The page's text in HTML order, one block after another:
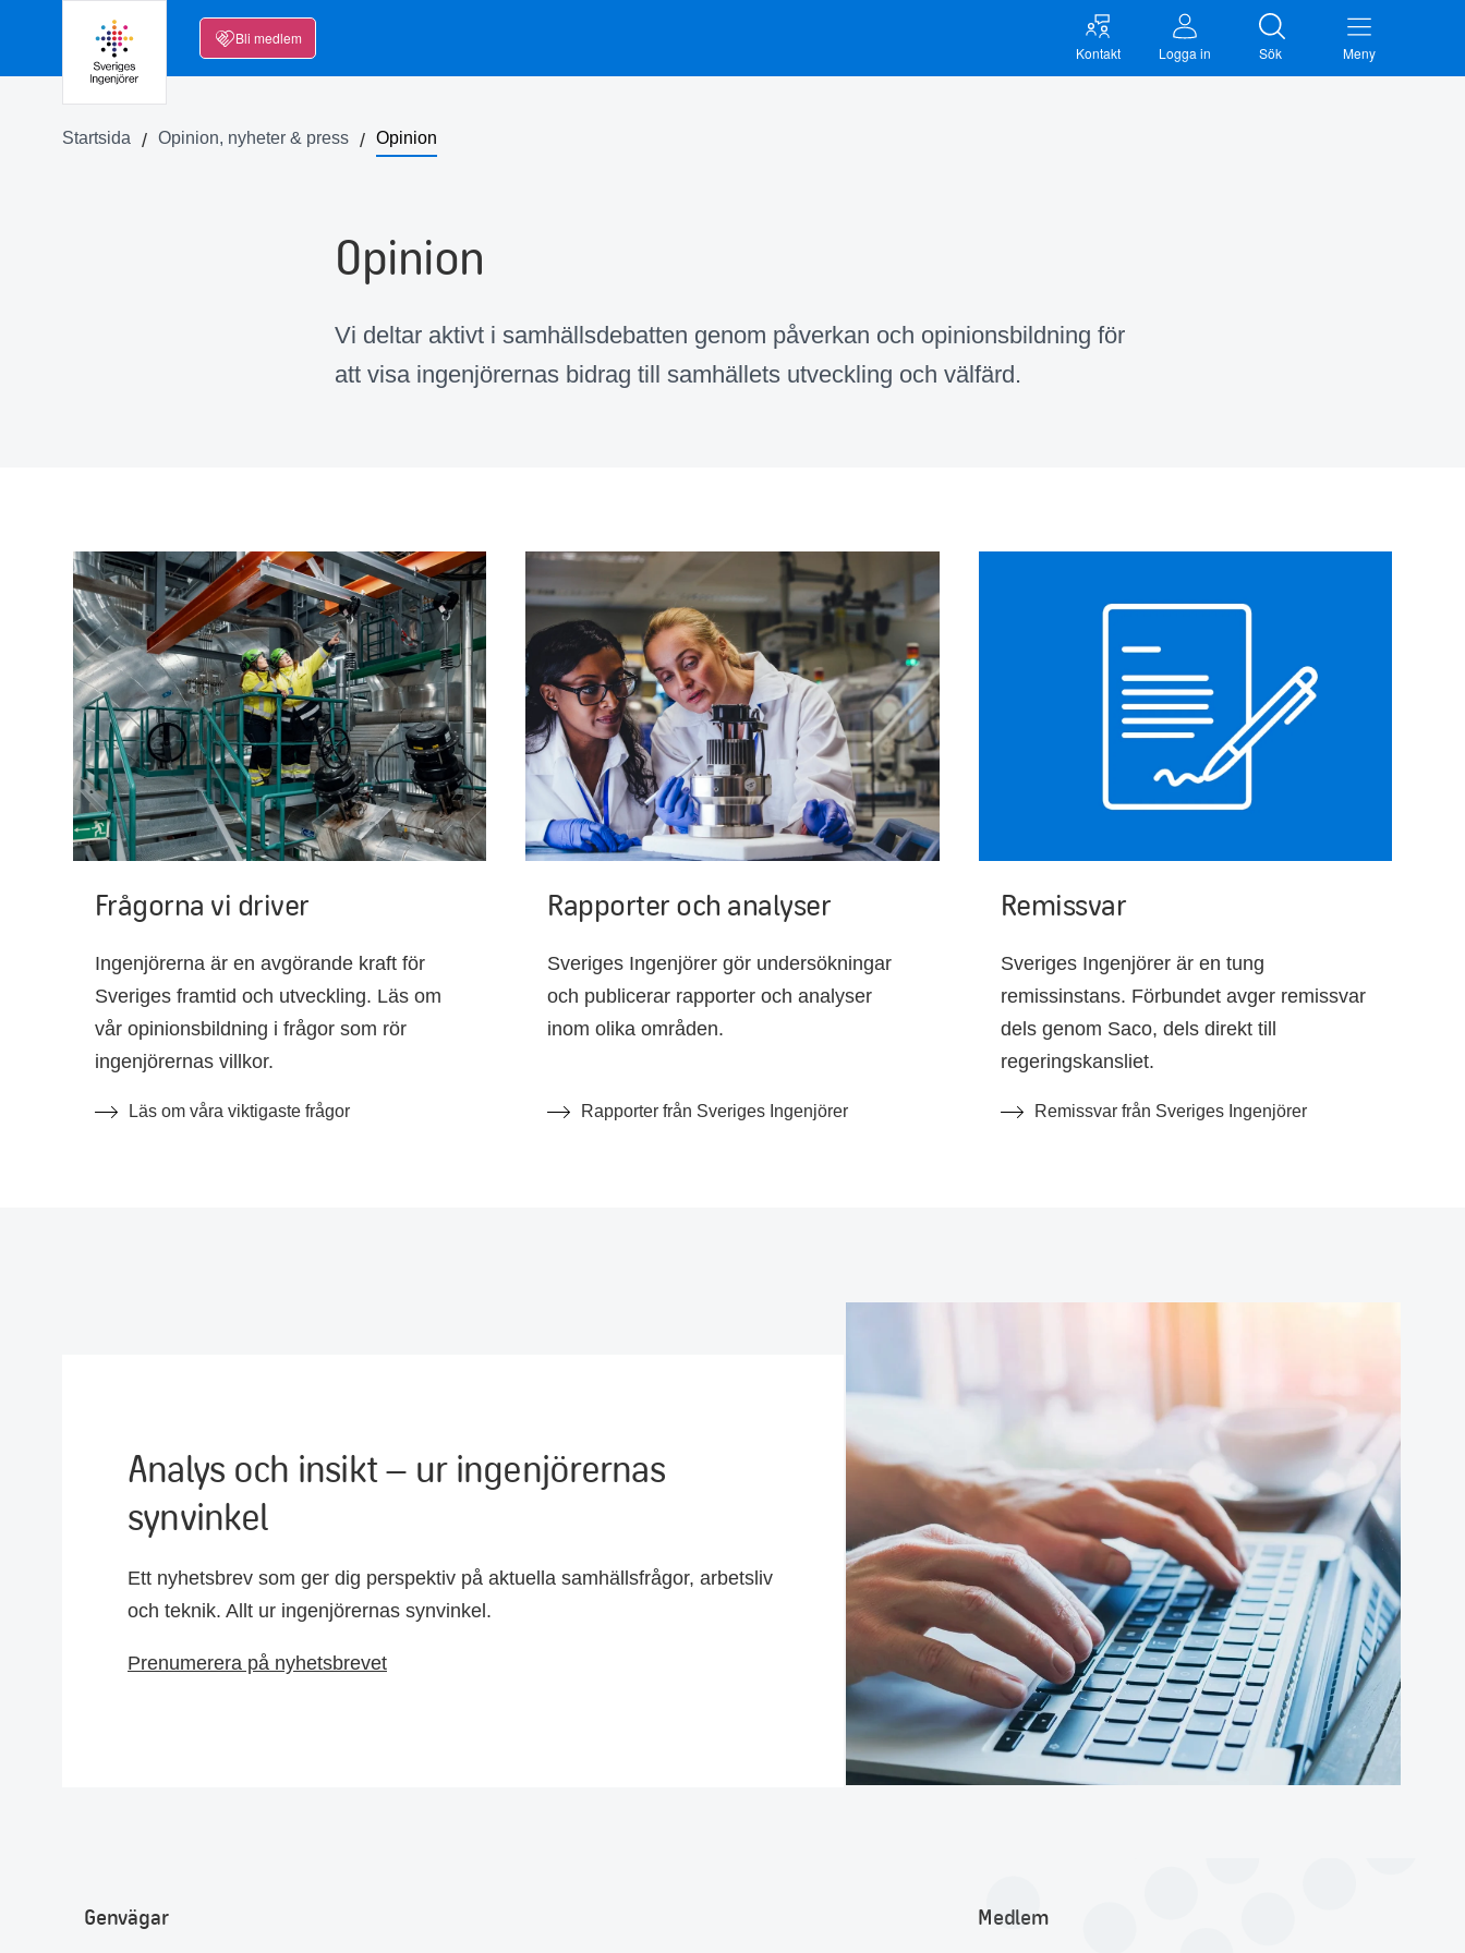
Bli medlem
Kontakt Logga in Sök Meny
Startsida Opinion, nyheter & press Opinion
Opinion
Vi deltar aktivt i samhällsdebatten genom påverkan och opinionsbildning för
att visa ingenjörernas bidrag till samhällets utveckling och välfärd.
Frågorna vi driver
Ingenjörerna är en avgörande kraft för
Sveriges framtid och utveckling. Läs om
vår opinionsbildning i frågor som rör
ingenjörernas villkor.
Läs om våra viktigaste frågor
Rapporter och analyser
Sveriges Ingenjörer gör undersökningar
och publicerar rapporter och analyser
inom olika områden.
Rapporter från Sveriges Ingenjörer
Remissvar
Sveriges Ingenjörer är en tung
remissinstans. Förbundet avger remissvar
dels genom Saco, dels direkt till
regeringskansliet.
Remissvar från Sveriges Ingenjörer
Analys och insikt – ur ingenjörernas
synvinkel
Ett nyhetsbrev som ger dig perspektiv på aktuella samhällsfrågor, arbetsliv
och teknik. Allt ur ingenjörernas synvinkel.
Prenumerera på nyhetsbrevet
Genvägar Medlem